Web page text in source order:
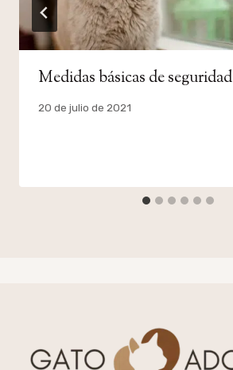
Medidas básicas de
Por
20 de julio de 2021